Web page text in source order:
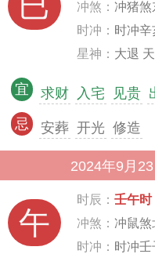
冲煞： 冲猪煞
时冲： 时冲辛
星神： 大退
宜 求财 入宅 见贵
忌 安葬 开光 修造
2024年9月
午
时辰： 壬午时
冲煞： 冲鼠煞
时冲： 时冲壬